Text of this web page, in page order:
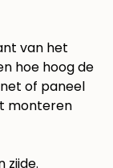
van het
hoe hoog de
of paneel
monteren
zijde.